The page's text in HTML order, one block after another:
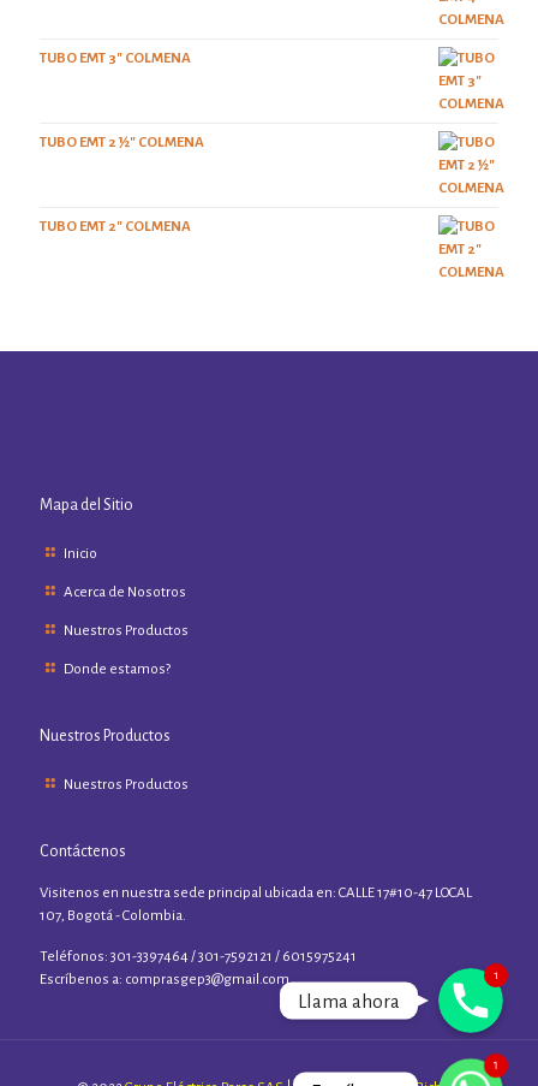
TUBO EMT 3" COLMENA
TUBO EMT 2 ½" COLMENA
TUBO EMT 2" COLMENA
Mapa del Sitio
Inicio
Acerca de Nosotros
Nuestros Productos
Donde estamos?
Nuestros Productos
Nuestros Productos
Contáctenos
Visitenos en nuestra sede principal ubicada en: CALLE 17#10-47 LOCAL
107, Bogotá - Colombia.
Teléfonos: 301-3397464 / 301-7592121 / 6015975241
Escríbenos a: comprasgep3@gmail.com
WhatsApp
1
Phone
1
Llama ahora